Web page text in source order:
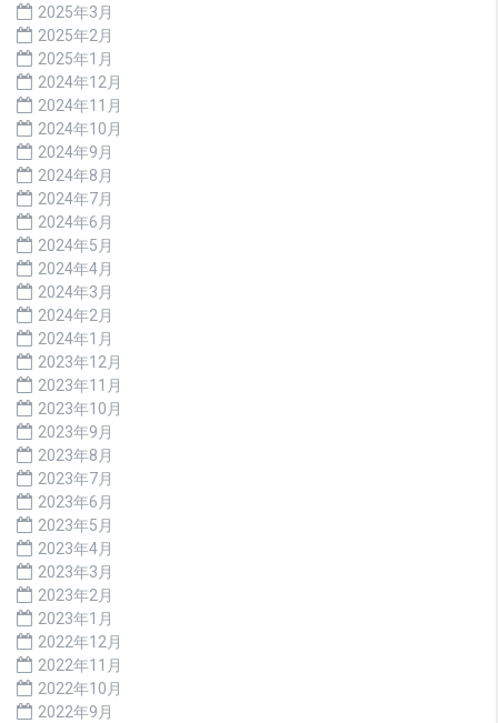
2025年3月
2025年2月
2025年1月
2024年12月
2024年11月
2024年10月
2024年9月
2024年8月
2024年7月
2024年6月
2024年5月
2024年4月
2024年3月
2024年2月
2024年1月
2023年12月
2023年11月
2023年10月
2023年9月
2023年8月
2023年7月
2023年6月
2023年5月
2023年4月
2023年3月
2023年2月
2023年1月
2022年12月
2022年11月
2022年10月
2022年9月